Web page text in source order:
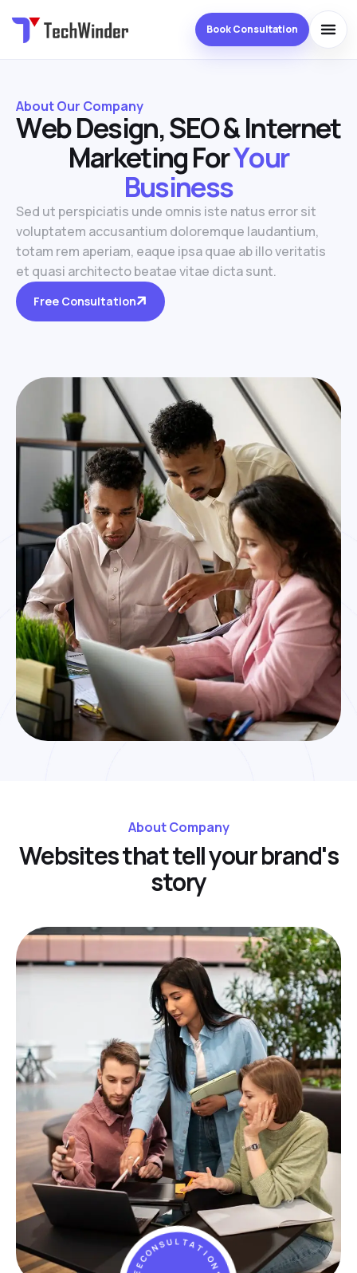
Book Consultation
About Our Company
WebDesign,SEO&Internet
MarketingForYour
Business
Sed ut perspiciatis unde omnis iste natus error sit
voluptatem accusantium doloremque laudantium,
totam rem aperiam, eaque ipsa quae ab illo veritatis
et quasi architecto beatae vitae dicta sunt.
Free Consultation
About Company
Websitesthattellyourbrand's
story